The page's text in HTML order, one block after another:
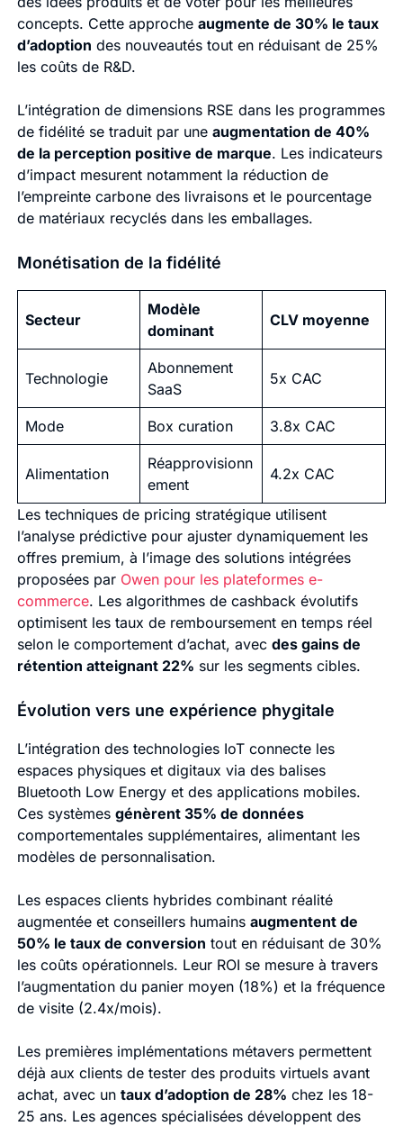
concepts. Cette approche augmente de 30% le taux
d’adoption des nouveautés tout en réduisant de 25%
les coûts de R&D.
L’intégration de dimensions RSE dans les programmes
de fidélité se traduit par une augmentation de 40%
de la perception positive de marque. Les indicateurs
d’impact mesurent notamment la réduction de
l’empreinte carbone des livraisons et le pourcentage
de matériaux recyclés dans les emballages.
Monétisation de la fidélité
Secteur
Modèle
dominant
CLV moyenne
Technologie
Abonnement
SaaS
5x CAC
Mode Box curation 3.8x CAC
Alimentation
Réapprovisionn
ement
4.2x CAC
Les techniques de pricing stratégique utilisent
l’analyse prédictive pour ajuster dynamiquement les
offres premium, à l’image des solutions intégrées
proposées par Owen pour les plateformes e-
commerce. Les algorithmes de cashback évolutifs
optimisent les taux de remboursement en temps réel
selon le comportement d’achat, avec des gains de
rétention atteignant 22% sur les segments cibles.
Évolution vers une expérience phygitale
L’intégration des technologies IoT connecte les
espaces physiques et digitaux via des balises
Bluetooth Low Energy et des applications mobiles.
Ces systèmes génèrent 35% de données
comportementales supplémentaires, alimentant les
modèles de personnalisation.
Les espaces clients hybrides combinant réalité
augmentée et conseillers humains augmentent de
50% le taux de conversion tout en réduisant de 30%
les coûts opérationnels. Leur ROI se mesure à travers
l’augmentation du panier moyen (18%) et la fréquence
de visite (2.4x/mois).
Les premières implémentations métavers permettent
déjà aux clients de tester des produits virtuels avant
achat, avec un taux d’adoption de 28% chez les 18-
25 ans. Les agences spécialisées développent des